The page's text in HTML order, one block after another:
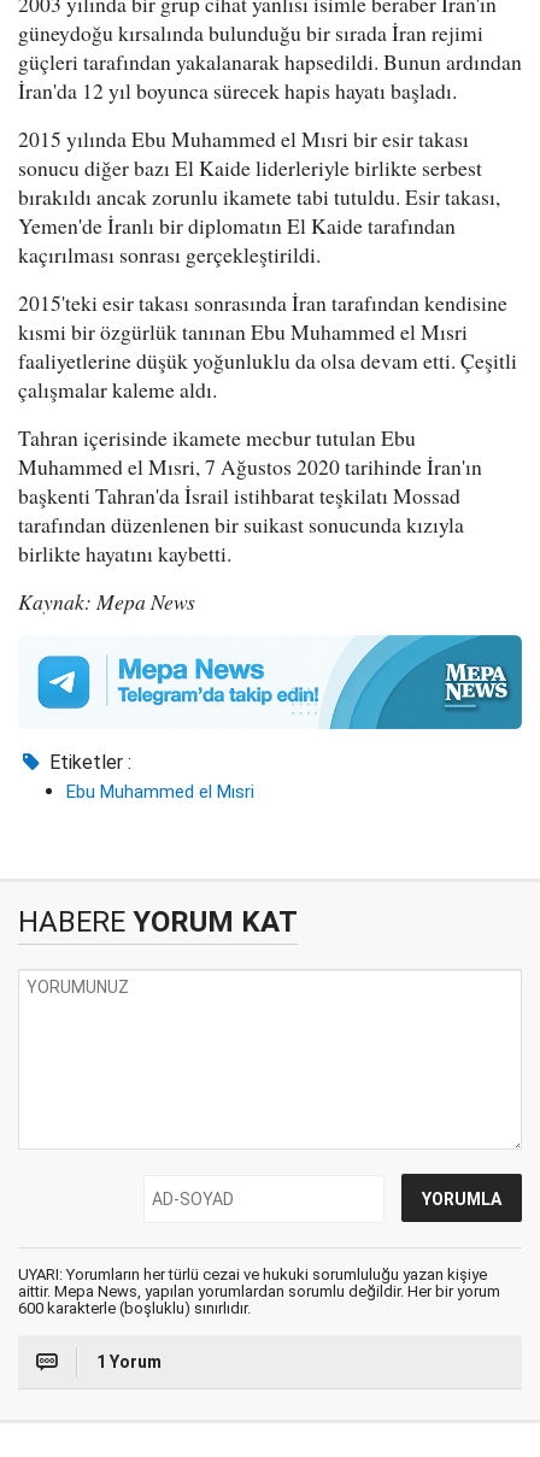
güneydoğu kırsalında bulunduğu bir sırada İran rejimi
güçleri tarafından yakalanarak hapsedildi. Bunun ardından
İran'da 12 yıl boyunca sürecek hapis hayatı başladı.
2015 yılında Ebu Muhammed el Mısri bir esir takası
sonucu diğer bazı El Kaide liderleriyle birlikte serbest
bırakıldı ancak zorunlu ikamete tabi tutuldu. Esir takası,
Yemen'de İranlı bir diplomatın El Kaide tarafından
kaçırılması sonrası gerçekleştirildi.
2015'teki esir takası sonrasında İran tarafından kendisine
kısmi bir özgürlük tanınan Ebu Muhammed el Mısri
faaliyetlerine düşük yoğunluklu da olsa devam etti. Çeşitli
çalışmalar kaleme aldı.
Tahran içerisinde ikamete mecbur tutulan Ebu
Muhammed el Mısri, 7 Ağustos 2020 tarihinde İran'ın
başkenti Tahran'da İsrail istihbarat teşkilatı Mossad
tarafından düzenlenen bir suikast sonucunda kızıyla
birlikte hayatını kaybetti.
Kaynak: Mepa News
Etiketler :
Ebu Muhammed el Mısri
HABERE YORUM KAT
UYARI: Yorumların her türlü cezai ve hukuki sorumluluğu yazan kişiye
aittir. Mepa News, yapılan yorumlardan sorumlu değildir. Her bir yorum
600 karakterle (boşluklu) sınırlıdır.
1 Yorum